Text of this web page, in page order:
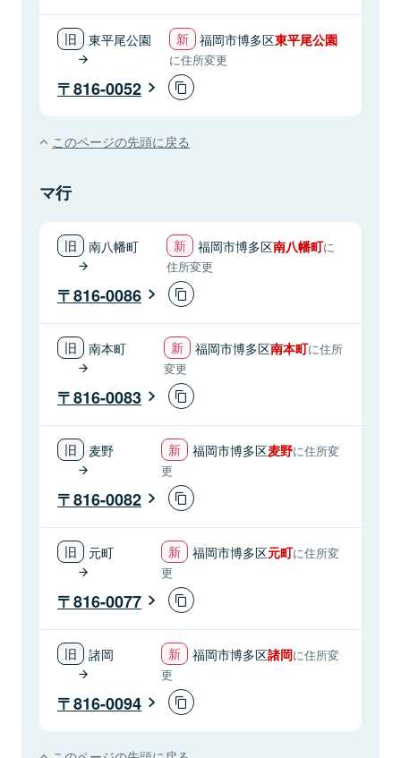
東平尾公園 福岡市博多区東平尾公園
に住所変更
816-0052
このページの先頭に戻る
マ行
南八幡町 福岡市博多区南八幡町に
住所変更
816-0086
南本町 福岡市博多区南本町に住所
変更
816-0083
麦野 福岡市博多区麦野に住所変
更
816-0082
元町 福岡市博多区元町に住所変
更
816-0077
諸岡 福岡市博多区諸岡に住所変
更
816-0094